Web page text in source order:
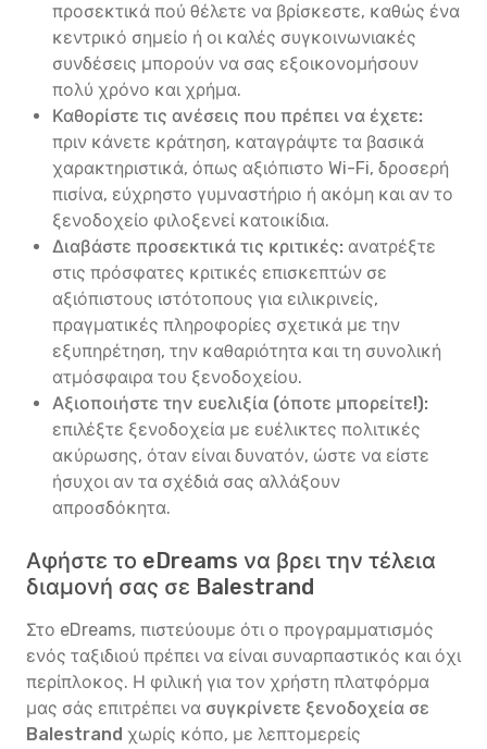
προσεκτικά πού θέλετε να βρίσκεστε, καθώς ένα
κεντρικό σημείο ή οι καλές συγκοινωνιακές
συνδέσεις μπορούν να σας εξοικονομήσουν
πολύ χρόνο και χρήμα.
Καθορίστε τις ανέσεις που πρέπει να έχετε:
πριν κάνετε κράτηση, καταγράψτε τα βασικά
χαρακτηριστικά, όπως αξιόπιστο Wi-Fi, δροσερή
πισίνα, εύχρηστο γυμναστήριο ή ακόμη και αν το
ξενοδοχείο φιλοξενεί κατοικίδια.
Διαβάστε προσεκτικά τις κριτικές: ανατρέξτε
στις πρόσφατες κριτικές επισκεπτών σε
αξιόπιστους ιστότοπους για ειλικρινείς,
πραγματικές πληροφορίες σχετικά με την
εξυπηρέτηση, την καθαριότητα και τη συνολική
ατμόσφαιρα του ξενοδοχείου.
Αξιοποιήστε την ευελιξία (όποτε μπορείτε!):
επιλέξτε ξενοδοχεία με ευέλικτες πολιτικές
ακύρωσης, όταν είναι δυνατόν, ώστε να είστε
ήσυχοι αν τα σχέδιά σας αλλάξουν
απροσδόκητα.
Αφήστε το eDreams να βρει την τέλεια
διαμονή σας σε Balestrand
Στο eDreams, πιστεύουμε ότι ο προγραμματισμός
ενός ταξιδιού πρέπει να είναι συναρπαστικός και όχι
περίπλοκος. Η φιλική για τον χρήστη πλατφόρμα
μας σάς επιτρέπει να συγκρίνετε ξενοδοχεία σε
Balestrand χωρίς κόπο, με λεπτομερείς